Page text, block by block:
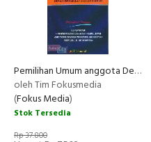
Pemilihan Umum anggota Dewan Perwakilan Rakyat, Dewan Perwakilan Daerah, Dan Dewan Perwakilan Rakyat Daerah
oleh Tim Fokusmedia
(Fokus Media)
Stok Tersedia
Rp 37.800